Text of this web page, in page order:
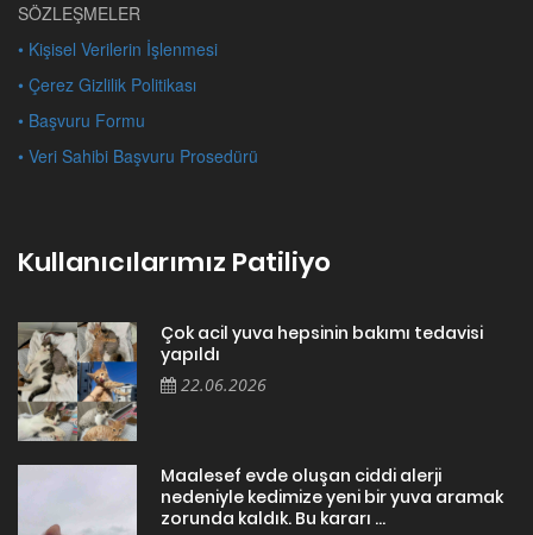
SÖZLEŞMELER
• Kişisel Verilerin İşlenmesi
• Çerez Gizlilik Politikası
• Başvuru Formu
• Veri Sahibi Başvuru Prosedürü
Kullanıcılarımız Patiliyo
Çok acil yuva hepsinin bakımı tedavisi
yapıldı
22.06.2026
Maalesef evde oluşan ciddi alerji
nedeniyle kedimize yeni bir yuva aramak
zorunda kaldık. Bu kararı ...